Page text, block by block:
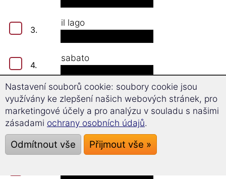
3.
il lago
4.
sabato
5.
sporco
6.
l'uscita
Nastavení souborů cookie: soubory cookie jsou
využívány ke zlepšení našich webových stránek, pro
marketingové účely a pro analýzu v souladu s našimi
zásadami ochrany osobních údajů.
Odmítnout vše Přijmout vše »